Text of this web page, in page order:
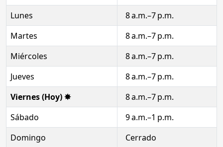
Lunes
8 a.m.–7 p.m.
Martes
8 a.m.–7 p.m.
Miércoles
8 a.m.–7 p.m.
Jueves
8 a.m.–7 p.m.
Viernes (Hoy) ✸
8 a.m.–7 p.m.
Sábado
9 a.m.–1 p.m.
Domingo
Cerrado